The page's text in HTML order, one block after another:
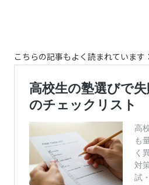
こちらの記事もよく読まれています：